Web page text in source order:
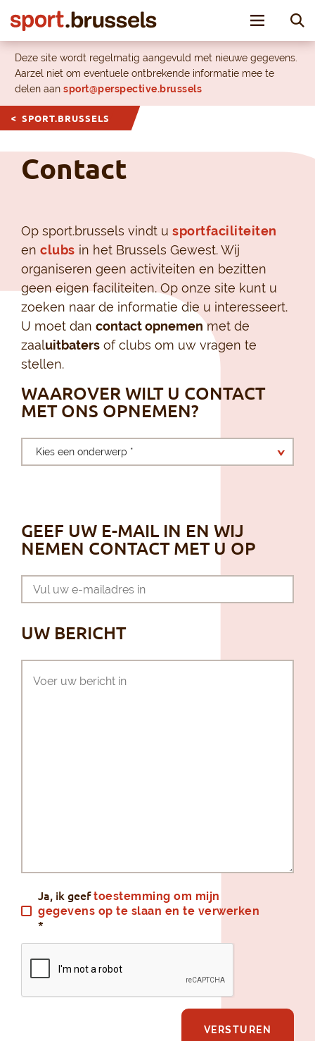
Toggle
Deze site wordt regelmatig aangevuld met nieuwe gegevens.
Aarzel niet om eventuele ontbrekende informatie mee te
delen aan sport@perspective.brussels
SPORT.BRUSSELS
Contact
Op sport.brussels vindt u sportfaciliteiten
en clubs in het Brussels Gewest. Wij
organiseren geen activiteiten en bezitten
geen eigen faciliteiten. Op onze site kunt u
zoeken naar de informatie die u interesseert.
U moet dan contact opnemenmet de
zaaluitbaters of clubs om uw vragen te
stellen.
WAAROVER WILT U CONTACT
MET ONS OPNEMEN?
Kies een onderwerp *
GEEF UW E-MAIL IN EN WIJ
NEMEN CONTACT MET U OP
UW BERICHT
Ja, ik geeftoestemming om mijn
gegevens op te slaan en te verwerken
*
VALIDATIE
VERSTUREN